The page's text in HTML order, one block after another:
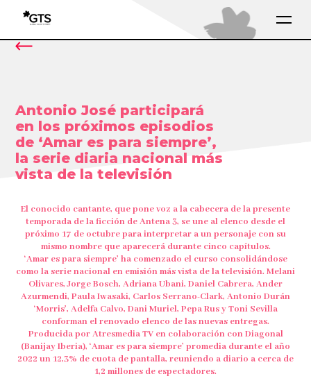
Antonio José participará
en los próximos episodios
de ‘Amar es para siempre’,
la serie diaria nacional más
vista de la televisión
El conocido cantante, que pone voz a la cabecera de la presente
temporada de la ficción de Antena 3, se une al elenco desde el
próximo 17 de octubre para interpretar a un personaje con su
mismo nombre que aparecerá durante cinco capítulos.
‘Amar es para siempre’ ha comenzado el curso consolidándose
como la serie nacional en emisión más vista de la televisión. Melani
Olivares, Jorge Bosch, Adriana Ubani, Daniel Cabrera, Ander
Azurmendi, Paula Iwasaki, Carlos Serrano-Clark, Antonio Durán
‘Morris’, Adelfa Calvo, Dani Muriel, Pepa Rus y Toni Sevilla
conforman el renovado elenco de las nuevas entregas.
Producida por Atresmedia TV en colaboración con Diagonal
(Banijay Iberia), ‘Amar es para siempre’ promedia durante el año
2022 un 12,3% de cuota de pantalla, reuniendo a diario a cerca de
1,2 millones de espectadores.